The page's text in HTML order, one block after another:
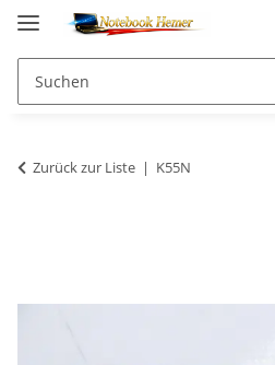
Zurück zur Liste K55N